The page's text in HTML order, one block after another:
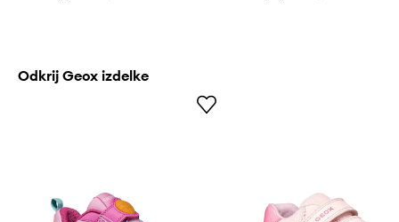
Odkrij Geox izdelke